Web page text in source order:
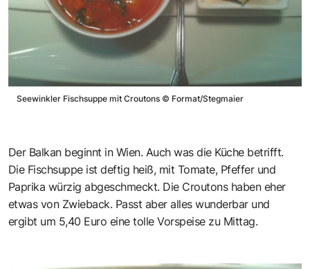
Seewinkler Fischsuppe mit Croutons © Format/Stegmaier
Der Balkan beginnt in Wien. Auch was die Küche betrifft.
Die Fischsuppe ist deftig heiß, mit Tomate, Pfeffer und
Paprika würzig abgeschmeckt. Die Croutons haben eher
etwas von Zwieback. Passt aber alles wunderbar und
ergibt um 5,40 Euro eine tolle Vorspeise zu Mittag.